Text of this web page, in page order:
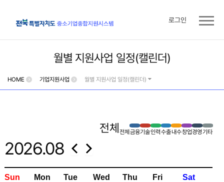
로그인
월별 지원사업 일정(캘린더)
HOME 기업지원사업 월별 지원사업 일정(캘린더)
전체전체 금융기술인력수출내수창업경영기타
2026.08
Sun Mon Tue Wed Thu Fri Sat